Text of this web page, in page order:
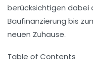
berücksichtigen dabei
Baufinanzierung bis
neuen Zuhause.
Table of Contents